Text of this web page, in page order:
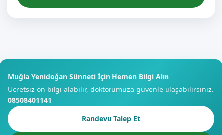
Muğla Yenidoğan Sünneti İçin Hemen Bilgi Alın
Ücretsiz ön bilgi alabilir, doktorumuza güvenle ulaşabilirsiniz.
08508401141
Randevu Talep Et